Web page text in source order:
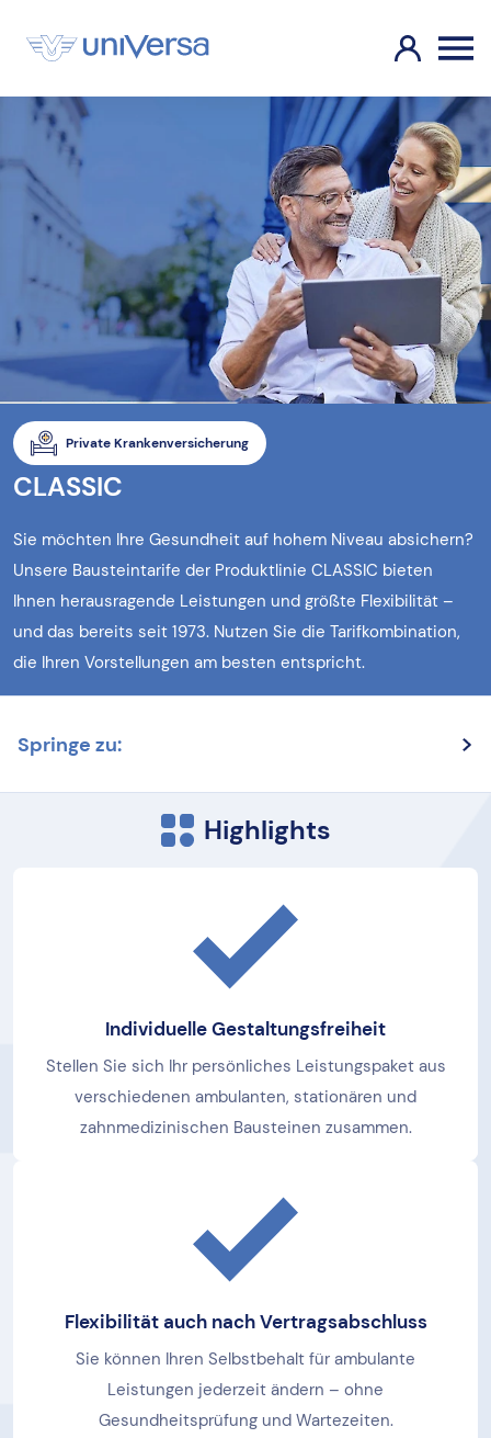
Private Krankenversicherung
CLASSIC
Sie möchten Ihre Gesundheit auf hohem Niveau absichern?
Unsere Bausteintarife der Produktlinie CLASSIC bieten
Ihnen herausragende Leistungen und größte Flexibilität –
und das bereits seit 1973. Nutzen Sie die Tarifkombination,
die Ihren Vorstellungen am besten entspricht.
Springe zu:
Highlights
Individuelle Gestaltungsfreiheit
Stellen Sie sich Ihr persönliches Leistungspaket aus
verschiedenen ambulanten, stationären und
zahnmedizinischen Bausteinen zusammen.
Flexibilität auch nach Vertragsabschluss
Sie können Ihren Selbstbehalt für ambulante
Leistungen jederzeit ändern – ohne
Gesundheitsprüfung und Wartezeiten.